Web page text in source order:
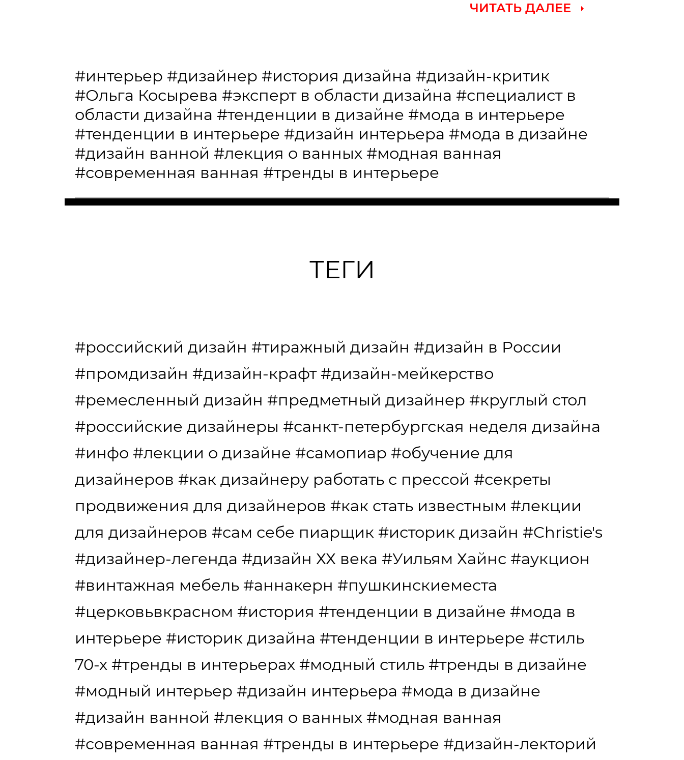
ЧИТАТЬ ДАЛЕЕ
#интерьер #дизайнер #история дизайна #дизайн-критик
#Ольга Косырева #эксперт в области дизайна #специалист в
области дизайна #тенденции в дизайне #мода в интерьере
#тенденции в интерьере #дизайн интерьера #мода в дизайне
#дизайн ванной #лекция о ванных #модная ванная
#современная ванная #тренды в интерьере
ТЕГИ
#российский дизайн #тиражный дизайн #дизайн в России
#промдизайн #дизайн-крафт #дизайн-мейкерство
#ремесленный дизайн #предметный дизайнер #круглый стол
#российские дизайнеры #санкт-петербургская неделя дизайна
#инфо #лекции о дизайне #самопиар #обучение для
дизайнеров #как дизайнеру работать с прессой #секреты
продвижения для дизайнеров #как стать известным #лекции
для дизайнеров #сам себе пиарщик #историк дизайн #Christie's
#дизайнер-легенда #дизайн ХХ века #Уильям Хайнс #аукцион
#винтажная мебель #аннакерн #пушкинскиеместа
#церковьвкрасном #история #тенденции в дизайне #мода в
интерьере #историк дизайна #тенденции в интерьере #стиль
70-х #тренды в интерьерах #модный стиль #тренды в дизайне
#модный интерьер #дизайн интерьера #мода в дизайне
#дизайн ванной #лекция о ванных #модная ванная
#современная ванная #тренды в интерьере #дизайн-лекторий